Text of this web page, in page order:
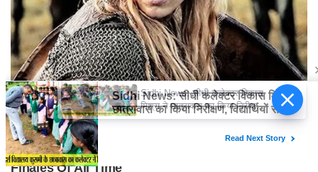
Sidhi News: सीधी कलेक्टर विकास
मिश्रा ने छात्रावास का किया निरीक्षण,
विद्यार्थियों संग किया रात्रि भोजन